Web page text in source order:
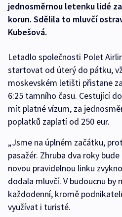
jednosměrnou letenku lidé
korun. Sdělila to mluvčí
Kubešová.
Letadlo společnosti Polet
startovat od úterý do pátku,
moskevském letišti přistane
6:25 tamního času. Cestující
mít platné vízum, za
poplatků zaplatí od 250 eur.
„Jsme na úplném začátku,
pasažér. Zhruba dva roky
novou pravidelnou linku
dodala mluvčí. V budoucnu by
každodenní, kromě
využívat i turisté.